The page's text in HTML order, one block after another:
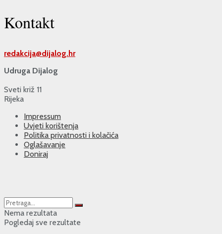
Kontakt
redakcija@dijalog.hr
Udruga Dijalog
Sveti križ 11
Rijeka
Impressum
Uvjeti korištenja
Politika privatnosti i kolačića
Oglašavanje
Doniraj
Nema rezultata
Pogledaj sve rezultate